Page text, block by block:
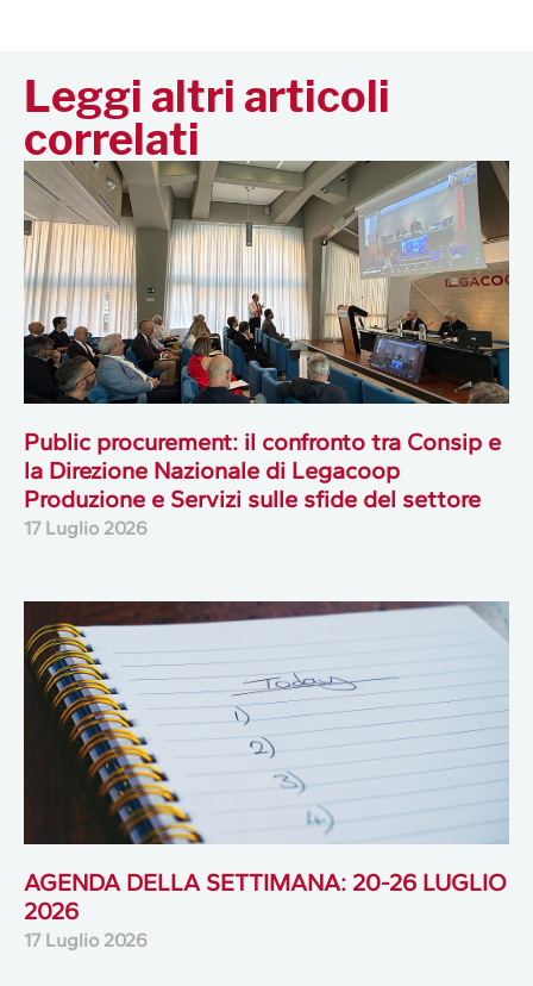
Leggi altri articoli
correlati
Public procurement: il confronto tra Consip e
la Direzione Nazionale di Legacoop
Produzione e Servizi sulle sfide del settore
17 Luglio 2026
AGENDA DELLA SETTIMANA: 20-26 LUGLIO
2026
17 Luglio 2026